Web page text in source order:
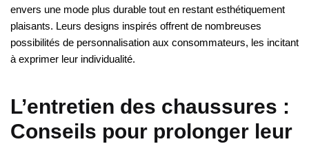
envers une mode plus durable tout en restant esthétiquement
plaisants. Leurs designs inspirés offrent de nombreuses
possibilités de personnalisation aux consommateurs, les incitant
à exprimer leur individualité.
L’entretien des chaussures :
Conseils pour prolonger leur